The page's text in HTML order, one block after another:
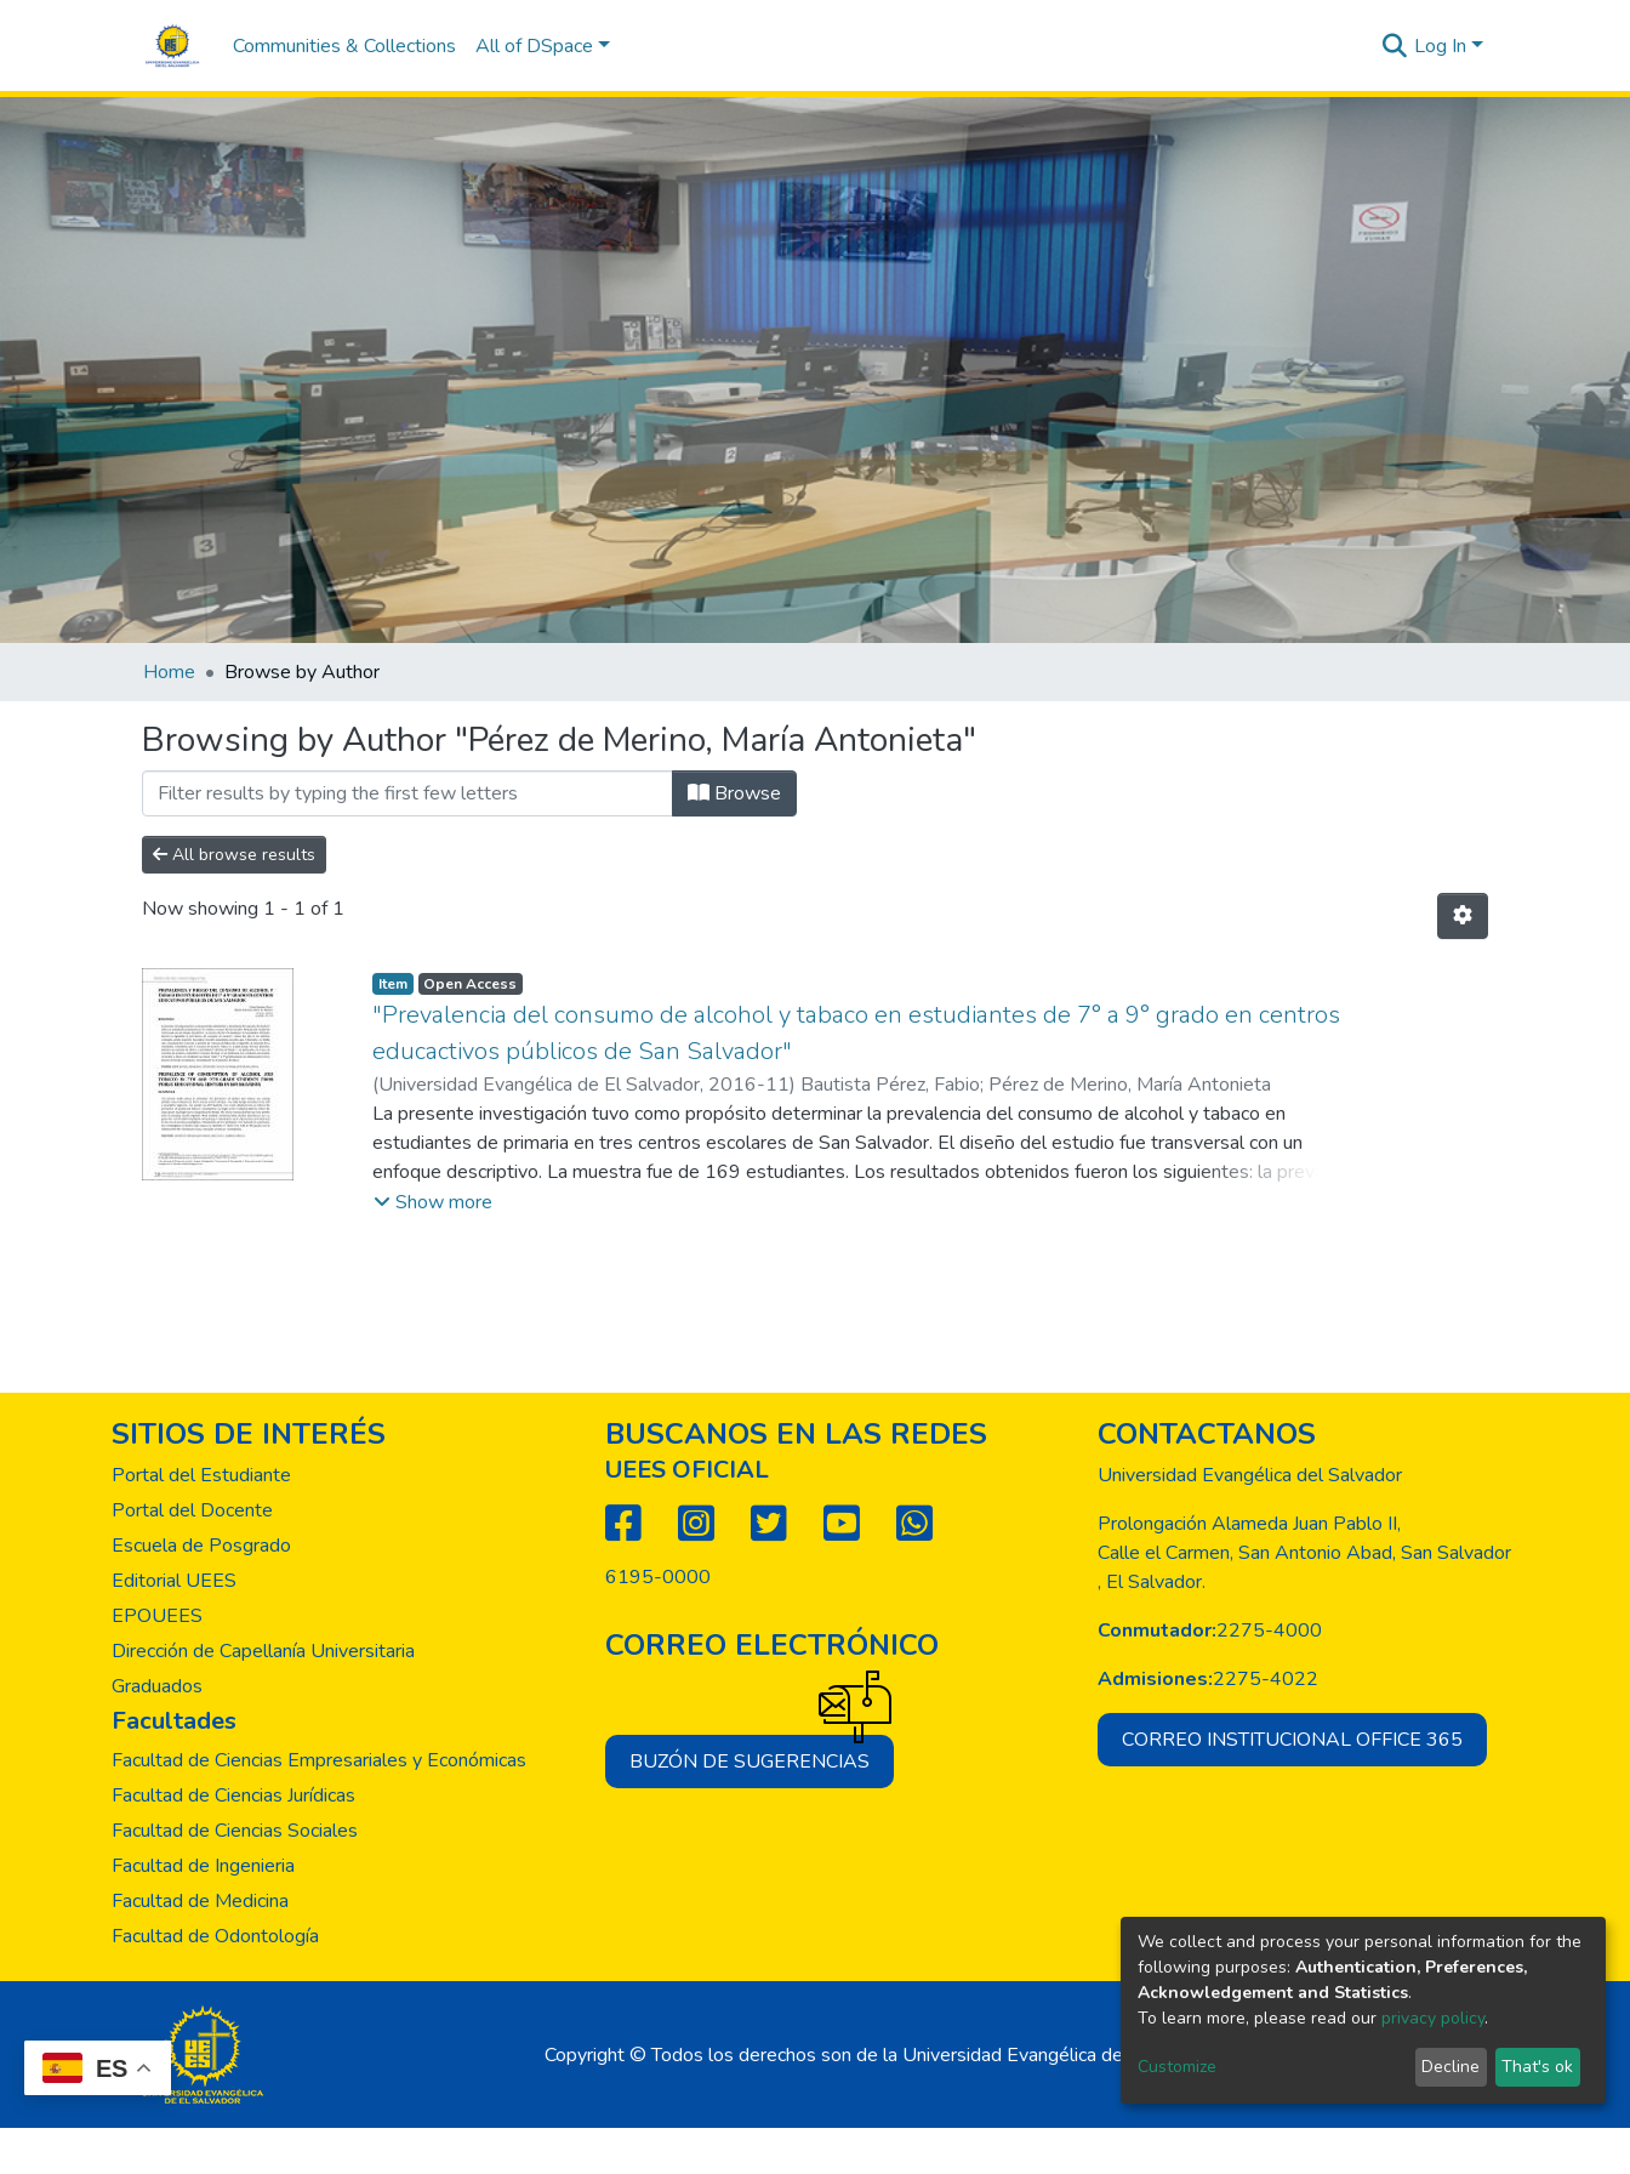
ES
Communities & Collections All of DSpace Log In
Home Browse by Author
Browsing by Author "Pérez de Merino, María Antonieta"
Browse
All browse results
Now showing 1 - 1 of 1
Item Open Access
"Prevalencia del consumo de alcohol y tabaco en estudiantes de 7° a 9° grado en centros
educactivos públicos de San Salvador"
(Universidad Evangélica de El Salvador, 2016-11) Bautista Pérez, Fabio; Pérez de Merino, María Antonieta
La presente investigación tuvo como propósito determinar la prevalencia del consumo de alcohol y tabaco en
estudiantes de primaria en tres centros escolares de San Salvador. El diseño del estudio fue transversal con un
enfoque descriptivo. La muestra fue de 169 estudiantes. Los resultados obtenidos fueron los siguientes: la prevalencia
del consumo de alcohol y tabaco fue alta en los patrones evaluados, donde el género masculino presentó porcentajes
Show more
SITIOS DE INTERÉS
Portal del Estudiante
Portal del Docente
Escuela de Posgrado
Editorial UEES
EPOUEES
Dirección de Capellanía Universitaria
Graduados
Facultades
Facultad de Ciencias Empresariales y Económicas
Facultad de Ciencias Jurídicas
Facultad de Ciencias Sociales
Facultad de Ingenieria
Facultad de Medicina
Facultad de Odontología
BUSCANOS EN LAS REDES
UEES OFICIAL
6195-0000
CORREO ELECTRÓNICO
BUZÓN DE SUGERENCIAS
CONTACTANOS
Universidad Evangélica del Salvador
Prolongación Alameda Juan Pablo II,
Calle el Carmen, San Antonio Abad, San Salvador
, El Salvador.
Conmutador:2275-4000
Admisiones:2275-4022
CORREO INSTITUCIONAL OFFICE 365
Copyright © Todos los derechos son de la Universidad Evangélica de El Salvador
We collect and process your personal information for the
following purposes: Authentication, Preferences,
Acknowledgement and Statistics.
To learn more, please read our privacy policy.
Customize Decline That's ok